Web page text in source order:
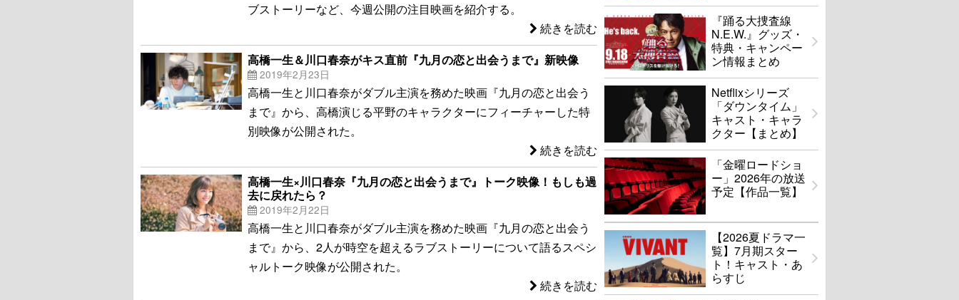
ブストーリーなど、今週公開の注目映画を紹介する。
続きを読む
高橋一生＆川口春奈がキス直前『九月の恋と出会うまで』新映像
2019年2月23日
高橋一生と川口春奈がダブル主演を務めた映画『九月の恋と出会う
まで』から、高橋演じる平野のキャラクターにフィーチャーした特
別映像が公開された。
続きを読む
高橋一生×川口春奈『九月の恋と出会うまで』トーク映像！もしも過
去に戻れたら？
2019年2月22日
高橋一生と川口春奈がダブル主演を務めた映画『九月の恋と出会う
まで』から、2人が時空を超えるラブストーリーについて語るスペシ
ャルトーク映像が公開された。
続きを読む
『踊る大捜査線
N.E.W.』グッズ・
特典・キャンペー
ン情報まとめ
Netflixシリーズ
「ダウンタイム」
キャスト・キャラ
クター【まとめ】
「金曜ロードショ
ー」2026年の放送
予定【作品一覧】
【2026夏ドラマ一
覧】7月期スター
ト！キャスト・あ
らすじ